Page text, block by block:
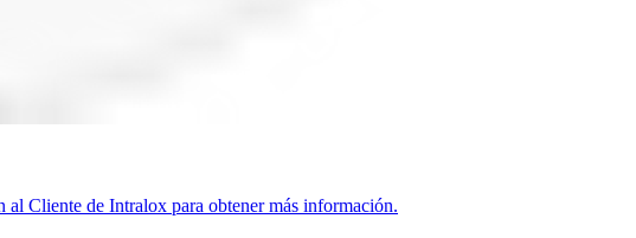
al Cliente de Intralox para obtener más información.